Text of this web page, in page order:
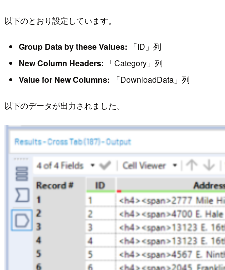
以下のとおり設定しています。
Group Data by these Values: 「ID」列
New Column Headers: 「Category」列
Value for New Columns: 「DownloadData」列
以下のデータが出力されました。